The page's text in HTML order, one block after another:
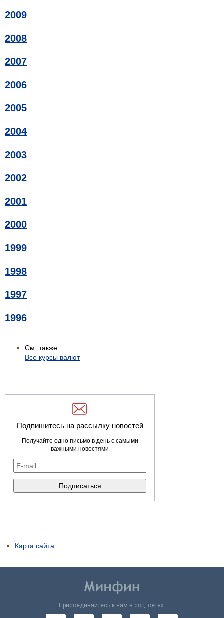
2009
2008
2007
2006
2005
2004
2003
2002
2001
2000
1999
1998
1997
1996
См. также:
Все курсы валют
Подпишитесь на рассылку новостей
Получайте одно письмо в день с самыми
важными новостями
Карта сайта
Присоединяйтесь к нам в соц. сетях: